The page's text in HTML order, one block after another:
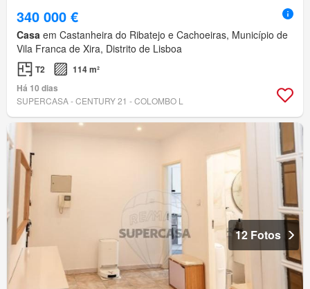
340 000 €
Casa em Castanheira do Ribatejo e Cachoeiras, Município de
Vila Franca de Xira, Distrito de Lisboa
T2
114 m²
Há 10 dias
SUPERCASA - CENTURY 21 - COLOMBO L
12 Fotos